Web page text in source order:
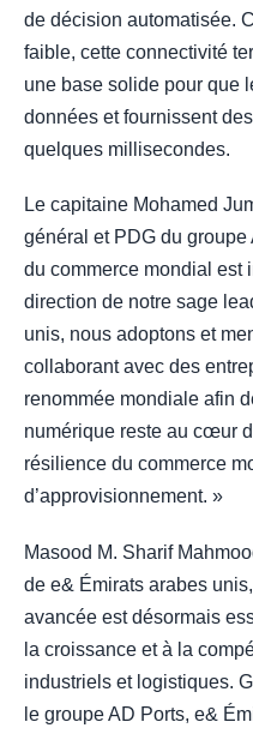
de décision automatisée.
faible, cette connectivité
une base solide pour que
données et fournissent
quelques millisecondes.
Le capitaine Mohamed
général et PDG du groupe
du commerce mondial est
direction de notre sage
unis, nous adoptons et
collaborant avec des
renommée mondiale afin
numérique reste au cœur
résilience du commerce
d’approvisionnement. »
Masood M. Sharif
de e& Émirats arabes
avancée est désormais
la croissance et à la
industriels et logistiques.
le groupe AD Ports, e&